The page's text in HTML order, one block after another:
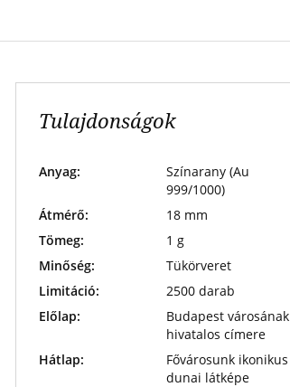
Tulajdonságok
Anyag:
Színarany (Au
999/1000)
Átmérő:
18 mm
Tömeg:
1 g
Minőség:
Tükörveret
Limitáció:
2500 darab
Előlap:
Budapest városának
hivatalos címere
Hátlap:
Fővárosunk ikonikus
dunai látképe